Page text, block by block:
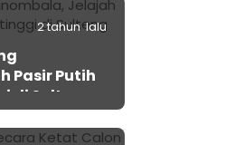
2 tahun lalu
Pasir Putih
di Sulteng